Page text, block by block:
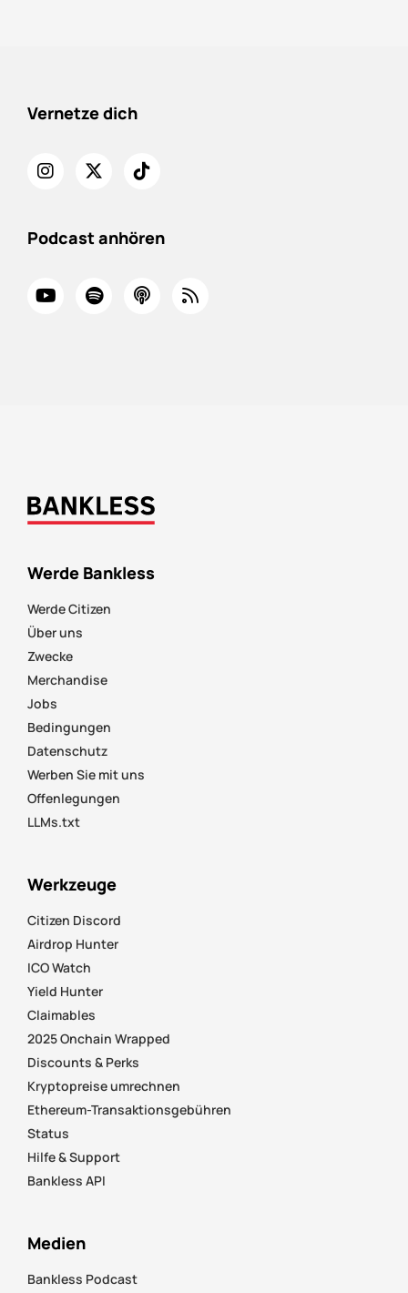
Vernetze dich
Podcast anhören
Werde Bankless
Werde Citizen
Über uns
Zwecke
Merchandise
Jobs
Bedingungen
Datenschutz
Werben Sie mit uns
Offenlegungen
LLMs.txt
Werkzeuge
Citizen Discord
Airdrop Hunter
ICO Watch
Yield Hunter
Claimables
2025 Onchain Wrapped
Discounts & Perks
Kryptopreise umrechnen
Ethereum-Transaktionsgebühren
Status
Hilfe & Support
Bankless API
Medien
Bankless Podcast